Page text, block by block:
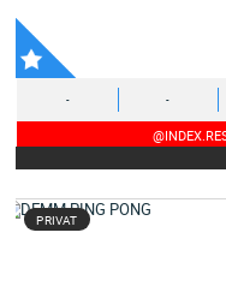
- -
PRIVAT